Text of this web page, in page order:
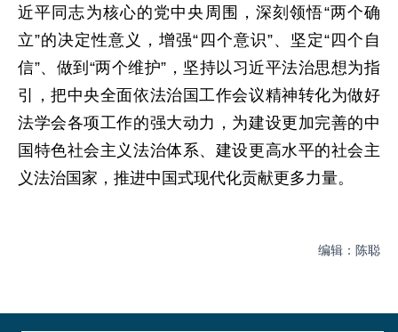
近平同志为核心的党中央周围，深刻领悟“两个确
立”的决定性意义，增强“四个意识”、坚定“四个自
信”、做到“两个维护”，坚持以习近平法治思想为指
引，把中央全面依法治国工作会议精神转化为做好
法学会各项工作的强大动力，为建设更加完善的中
国特色社会主义法治体系、建设更高水平的社会主
义法治国家，推进中国式现代化贡献更多力量。
编辑：陈聪